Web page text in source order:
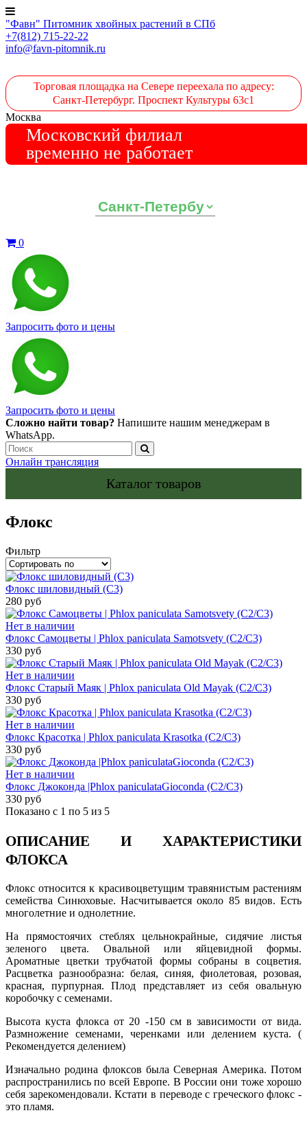
"Фавн" Питомник хвойных растений в СПб
+7(812) 715-22-22
info@favn-pitomnik.ru
Торговая площадка на Севере переехала по адресу:
Санкт-Петербург. Проспект Культуры 63с1
Москва
Московский филиал
временно не работает
0
Запросить фото и цены
Запросить фото и цены
Сложно найти товар? Напишите нашим менеджерам в
WhatsApp.
Онлайн трансляция
Каталог товаров
Флокс
Фильтр
Флокс шиловидный (С3)
280 руб
Нет в наличии
Флокс Самоцветы | Phlox paniculata Samotsvety (С2/С3)
330 руб
Нет в наличии
Флокс Старый Маяк | Phlox paniculata Old Mayak (С2/С3)
330 руб
Нет в наличии
Флокс Красотка | Phlox paniculata Krasotka (С2/С3)
330 руб
Нет в наличии
Флокс Джоконда |Phlox paniculataGioconda (С2/С3)
330 руб
Показано с 1 по 5 из 5
ОПИСАНИЕ И ХАРАКТЕРИСТИКИ
ФЛОКСА
Флокс относится к красивоцветущим травянистым растениям
семейства Синюховые. Насчитывается около 85 видов. Есть
многолетние и однолетние.
На прямостоячих стеблях цельнокрайные, сидячие листья
зеленого цвета. Овальной или яйцевидной формы.
Ароматные цветки трубчатой формы собраны в соцветия.
Расцветка разнообразна: белая, синяя, фиолетовая, розовая,
красная, пурпурная. Плод представляет из себя овальную
коробочку с семенами.
Высота куста флокса от 20 -150 см в зависимости от вида.
Размножение семенами, черенками или делением куста. (
Рекомендуется делением)
Изначально родина флоксов была Северная Америка. Потом
распространились по всей Европе. В России они тоже хорошо
себя зарекомендовали. Кстати в переводе с греческого флокс -
это пламя.